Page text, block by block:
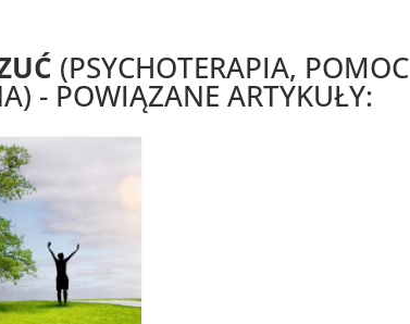
(PSYCHOTERAPIA, POMOC
- POWIĄZANE ARTYKUŁY: